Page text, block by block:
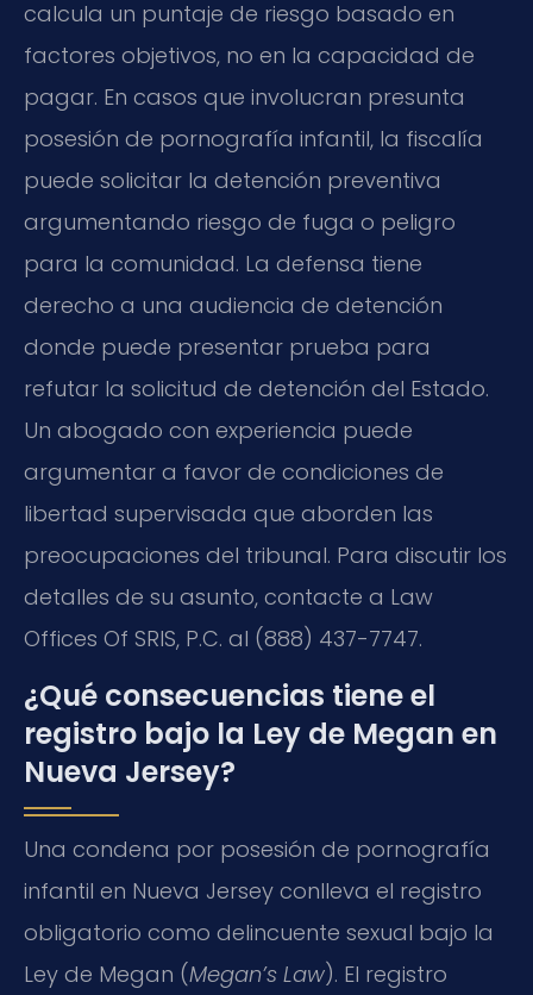
calcula un puntaje de riesgo basado en
factores objetivos, no en la capacidad de
pagar. En casos que involucran presunta
posesión de pornografía infantil, la fiscalía
puede solicitar la detención preventiva
argumentando riesgo de fuga o peligro
para la comunidad. La defensa tiene
derecho a una audiencia de detención
donde puede presentar prueba para
refutar la solicitud de detención del Estado.
Un abogado con experiencia puede
argumentar a favor de condiciones de
libertad supervisada que aborden las
preocupaciones del tribunal. Para discutir los
detalles de su asunto, contacte a Law
Offices Of SRIS, P.C. al (888) 437-7747.
¿Qué consecuencias tiene el
registro bajo la Ley de Megan en
Nueva Jersey?
Una condena por posesión de pornografía
infantil en Nueva Jersey conlleva el registro
obligatorio como delincuente sexual bajo la
Ley de Megan (Megan’s Law). El registro